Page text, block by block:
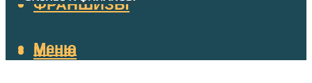
ФРАНШИЗЫ
Меню
Меню